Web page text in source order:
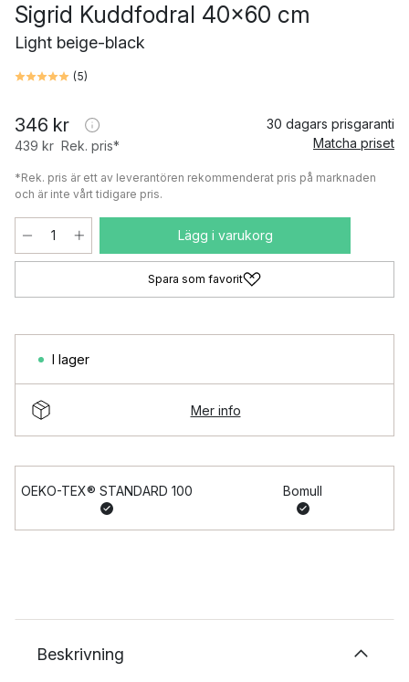
Sigrid Kuddfodral 40x60 cm
Light beige-black
(5)
346 kr
439 kr Rek. pris*
30 dagars prisgaranti
Matcha priset
*Rek. pris är ett av leverantören rekommenderat pris på marknaden
och är inte vårt tidigare pris.
Lägg i varukorg
Spara som favorit
I lager
Mer info
OEKO-TEX® STANDARD 100 Bomull
Beskrivning